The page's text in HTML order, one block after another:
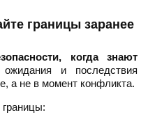
границы заранее
когда знают
и последствия
а не в момент конфликта.